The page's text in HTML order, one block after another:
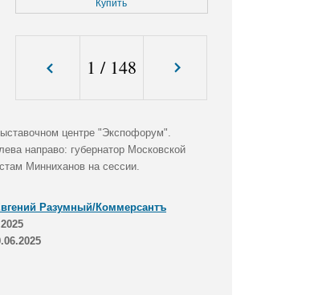
Купить
1 / 148
центре "Экспофорум".
направо: губернатор Московской
Минниханов на сессии.
Разумный/Коммерсантъ